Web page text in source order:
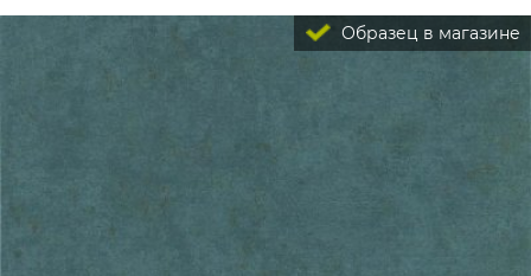
Образец в магазине